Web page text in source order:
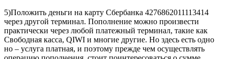
5)Положить деньги на карту Сбербанка 4276862011113414
через другой терминал. Пополнение можно произвести
практически через любой платежный терминал, такие как
Свободная касса, QIWI и многие другие. Но здесь есть одно
но – услуга платная, и поэтому прежде чем осуществлять